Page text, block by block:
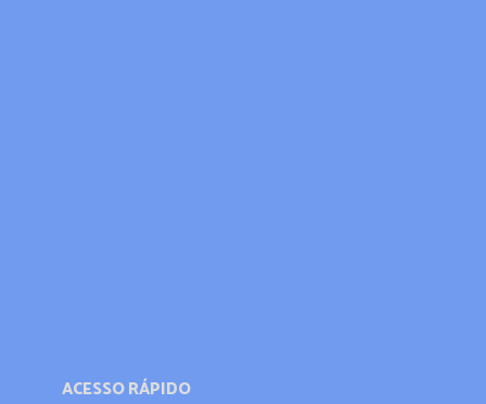
ACESSO RÁPIDO